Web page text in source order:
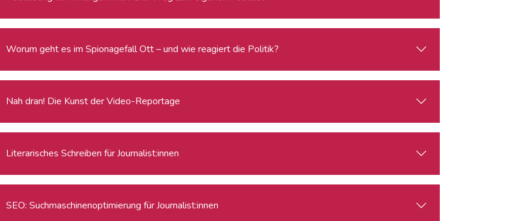
Worum geht es im Spionagefall Ott – und wie reagiert die Politik?
Nah dran! Die Kunst der Video-Reportage
Literarisches Schreiben für Journalist:innen
SEO: Suchmaschinenoptimierung für Journalist:innen